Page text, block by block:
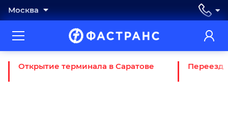
Москва
Открытие терминала в Саратове Переезд